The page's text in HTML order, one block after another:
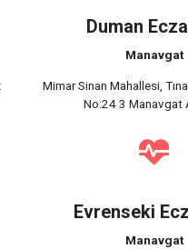
Duman
Manavgat
Mimar Sinan Mahallesi,
No:24 3 Manavgat
Evrenseki
Manavgat